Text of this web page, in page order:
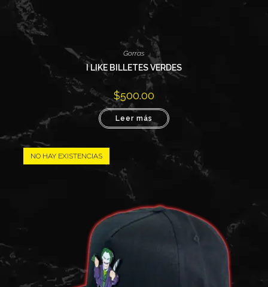
Gorras
I LIKE BILLETES VERDES
$500.00
Leer más
NO HAY EXISTENCIAS